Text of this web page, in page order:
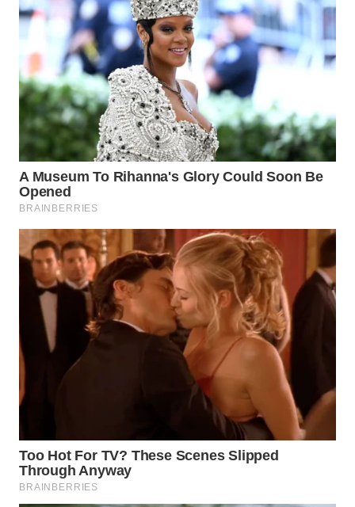
WAHANA
SPORT
WAHANA
UMKM
WAHANA
SELEB
WAHANA
WAHANA
OTOMOTIF
WAHANA
HEALTH
LAPAK
WAHANA